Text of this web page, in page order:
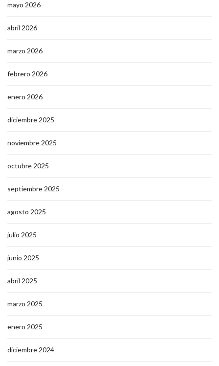
mayo 2026
abril 2026
marzo 2026
febrero 2026
enero 2026
diciembre 2025
noviembre 2025
octubre 2025
septiembre 2025
agosto 2025
julio 2025
junio 2025
abril 2025
marzo 2025
enero 2025
diciembre 2024